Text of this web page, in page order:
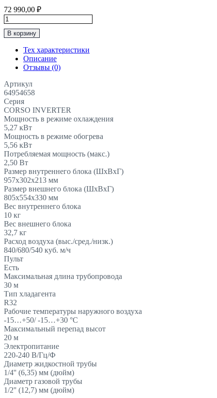
72 990,00 ₽
Количество
товара
Инверторная
Система
50м2
DANTEX
“Серия
CORSO
INVERTER"
RK-
18SDMI/RK-
18SDMIE
В корзину
Тех характеристики
Описание
Отзывы (0)
Артикул
64954658
Серия
CORSO INVERTER
Мощность в режиме охлаждения
5,27 кВт
Мощность в режиме обогрева
5,56 кВт
Потребляемая мощность (макс.)
2,50 Вт
Размер внутреннего блока (ШхВхГ)
957x302x213 мм
Размер внешнего блока (ШхВхГ)
805x554x330 мм
Вес внутреннего блока
10 кг
Вес внешнего блока
32,7 кг
Расход воздуха (выс./сред./низк.)
840/680/540 куб. м/ч
Пульт
Есть
Максимальная длина трубопровода
30 м
Тип хладагента
R32
Рабочие температуры наружного воздуха
-15…+50/ -15…+30 °С
Максимальный перепад высот
20 м
Электропитание
220-240 В/Гц/Ф
Диаметр жидкостной трубы
1/4'' (6,35) мм (дюйм)
Диаметр газовой трубы
1/2'' (12,7) мм (дюйм)